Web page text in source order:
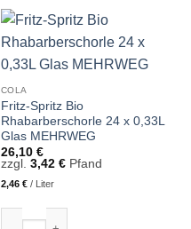
COLA
Fritz-Spritz Bio
Rhabarberschorle 24 x 0,33L
Glas MEHRWEG
26,10 €
zzgl. 3,42 €Pfand
2,46 €/ Liter